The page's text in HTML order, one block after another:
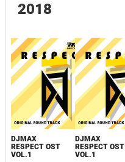
2018
DJMAX
RESPECT OST
VOL.1
DJMAX
RESPECT OST
VOL.1